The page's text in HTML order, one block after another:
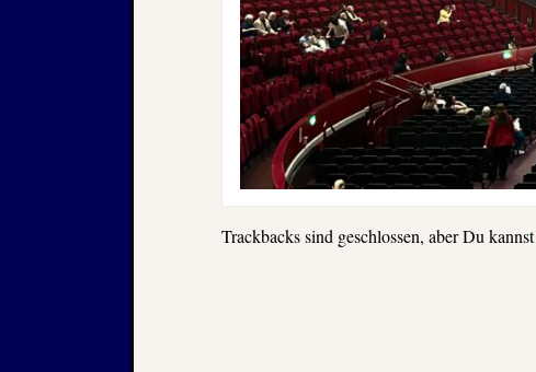
Trackbacks sind geschlossen, aber Du kannst